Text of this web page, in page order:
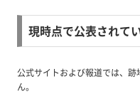
現時点で公表されて
公式サイトおよび報道では、
ん。